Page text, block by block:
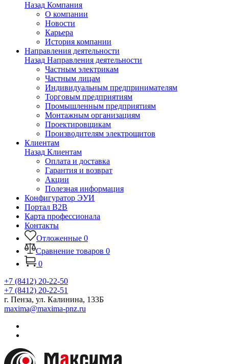
Назад Компания
О компании
Новости
Карьера
История компании
Направления деятельности
Назад Направления деятельности
Частным электрикам
Частным лицам
Индивидуальным предпринимателям
Торговым предприятиям
Промышленным предприятиям
Монтажным организациям
Проектировщикам
Производителям электрощитов
Клиентам
Назад Клиентам
Оплата и доставка
Гарантия и возврат
Акции
Полезная информация
Конфигуратор ЭУИ
Портал B2B
Карта профессионала
Контакты
Отложенные 0
Сравнение товаров 0
0
+7 (8412) 20-22-50
+7 (8412) 20-22-51
г. Пенза, ул. Калинина, 133Б
maxima@maxima-pnz.ru